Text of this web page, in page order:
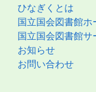
ひなぎくとは
国立国会図書館ホ
国立国会図書館サ
お知らせ
お問い合わせ